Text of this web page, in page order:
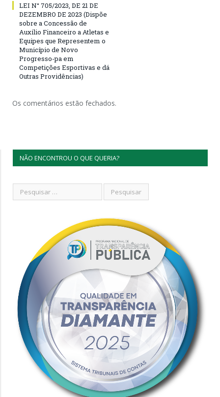
LEI N° 705/2023, DE 21 DE
DEZEMBRO DE 2023 (Dispõe
sobre a Concessão de
Auxílio Financeiro a Atletas e
Equipes que Representem o
Município de Novo
Progresso-pa em
Competições Esportivas e dá
Outras Providências)
Os comentários estão fechados.
NÃO ENCONTROU O QUE QUERIA?